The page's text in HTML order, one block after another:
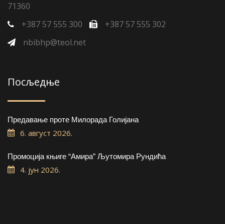
71360
+387 57 555 300
+387 57 555 302
nbibhp@teol.net
Посљедње
Предавање проте Милорада Голијана
6. август 2026.
Промоција књиге “Амира” Љутомира Рундића
4. јун 2026.